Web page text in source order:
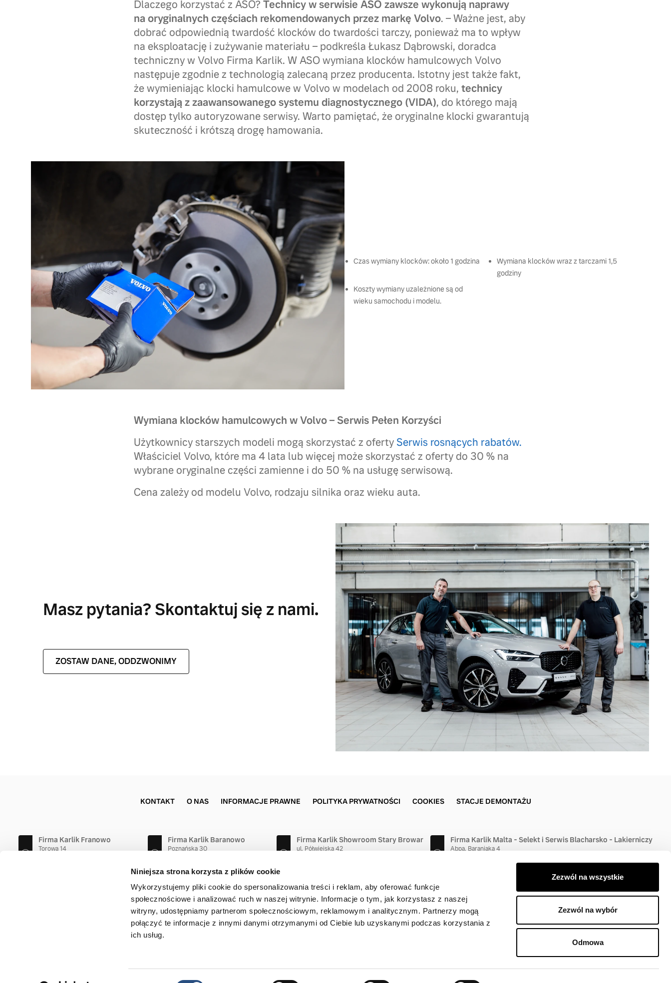
Niniejsza strona korzysta z plików cookie
Wykorzystujemy pliki cookie do spersonalizowania treści i reklam, aby oferować funkcje
społecznościowe i analizować ruch w naszej witrynie. Informacje o tym, jak korzystasz z naszej
witryny, udostępniamy partnerom społecznościowym, reklamowym i analitycznym. Partnerzy mogą
połączyć te informacje z innymi danymi otrzymanymi od Ciebie lub uzyskanymi podczas korzystania z
ich usług.
Zezwól na wszystkie
Zezwól na wybór
Odmowa
Dlaczego korzystać z ASO? Technicy w serwisie ASO zawsze wykonują naprawy
na oryginalnych częściach rekomendowanych przez markę Volvo. – Ważne jest, aby
dobrać odpowiednią twardość klocków do twardości tarczy, ponieważ ma to wpływ
na eksploatację i zużywanie materiału – podkreśla Łukasz Dąbrowski, doradca
techniczny w Volvo Firma Karlik. W ASO wymiana klocków hamulcowych Volvo
następuje zgodnie z technologią zalecaną przez producenta. Istotny jest także fakt,
że wymieniając klocki hamulcowe w Volvo w modelach od 2008 roku, technicy
korzystają z zaawansowanego systemu diagnostycznego (VIDA), do którego mają
dostęp tylko autoryzowane serwisy. Warto pamiętać, że oryginalne klocki gwarantują
skuteczność i krótszą drogę hamowania.
Czas wymiany klocków: około 1 godzina
Wymiana klocków wraz z tarczami 1,5
godziny
Koszty wymiany uzależnione są od
wieku samochodu i modelu.
Wymiana klocków hamulcowych w Volvo – Serwis Pełen Korzyści
Użytkownicy starszych modeli mogą skorzystać z oferty Serwis rosnących rabatów.
Właściciel Volvo, które ma 4 lata lub więcej może skorzystać z oferty do 30 % na
wybrane oryginalne części zamienne i do 50 % na usługę serwisową.
Cena zależy od modelu Volvo, rodzaju silnika oraz wieku auta.
Masz pytania? Skontaktuj się z nami.
ZOSTAW DANE, ODDZWONIMY
KONTAKT O NAS INFORMACJE PRAWNE POLITYKA PRYWATNOŚCI COOKIES STACJE DEMONTAŻU
Firma Karlik Franowo
Torowa 14
Firma Karlik Baranowo
Poznańska 30
Firma Karlik Showroom Stary Browar
ul. Półwiejska 42
Firma Karlik Malta - Selekt i Serwis Blacharsko - Lakierniczy
Abpa. Baraniaka 4